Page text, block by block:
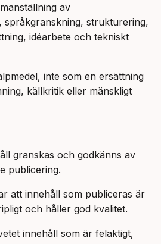
av
språkgranskning, strukturering,
idéarbete och tekniskt
inte som en ersättning
källkritik eller mänskligt
granskas och godkänns av
publicering.
att innehåll som publiceras är
och håller god kvalitet.
innehåll som är felaktigt,